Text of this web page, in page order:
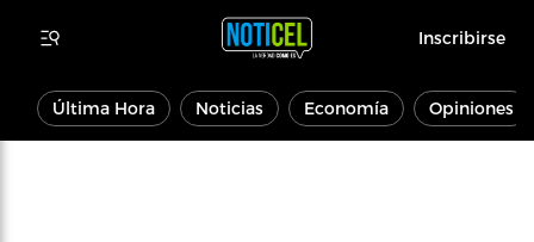
Inscribirse
Última Hora Noticias Economía Opiniones